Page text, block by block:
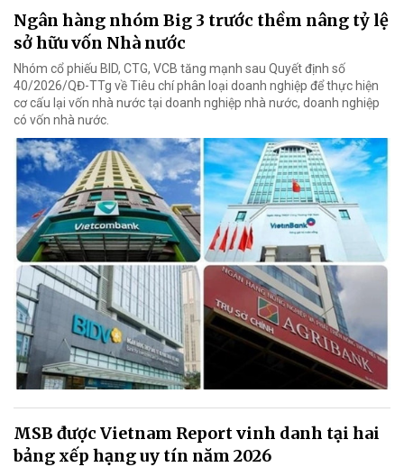
Ngân hàng nhóm Big 3 trước thềm nâng tỷ lệ
sở hữu vốn Nhà nước
Nhóm cổ phiếu BID, CTG, VCB tăng mạnh sau Quyết định số
40/2026/QĐ-TTg về Tiêu chí phân loại doanh nghiệp để thực hiện
cơ cấu lại vốn nhà nước tại doanh nghiệp nhà nước, doanh nghiệp
có vốn nhà nước.
MSB được Vietnam Report vinh danh tại hai
bảng xếp hạng uy tín năm 2026